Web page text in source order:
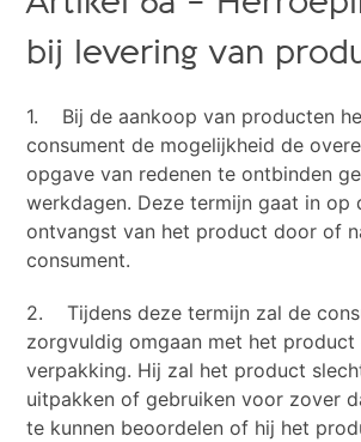
bij levering van
1. Bij de aankoop van producten
consument de mogelijkheid de
opgave van redenen te ontbinden
werkdagen. Deze termijn gaat in op
ontvangst van het product door of
consument.
2. Tijdens deze termijn zal de
zorgvuldig omgaan met het product
verpakking. Hij zal het product
uitpakken of gebruiken voor zover
te kunnen beoordelen of hij het